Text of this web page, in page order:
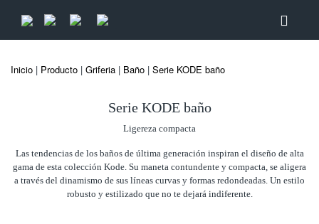
Inicio | Producto | Griferia | Baño | Serie KODE baño
Serie KODE baño
Ligereza compacta
Las tendencias de los baños de última generación inspiran el diseño de alta
gama de esta colección Kode. Su maneta contundente y compacta, se aligera
a través del dinamismo de sus líneas curvas y formas redondeadas. Un estilo
robusto y estilizado que no te dejará indiferente.